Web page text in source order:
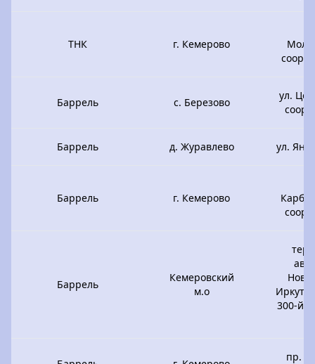
ТНК г. Кемерово
Баррель с. Березово
ул.
Баррель д. Журавлево ул.
Баррель г. Кемерово
Баррель
Кемеровский
м.о
300-й
пр.